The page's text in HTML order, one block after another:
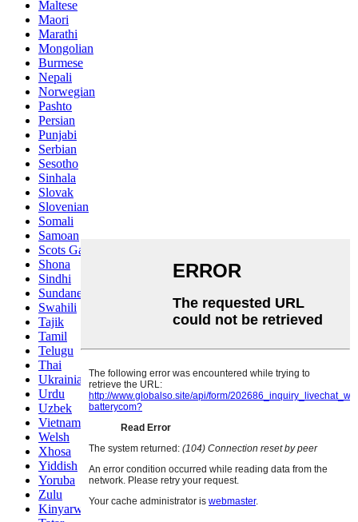
Maltese
Maori
Marathi
Mongolian
Burmese
Nepali
Norwegian
Pashto
Persian
Punjabi
Serbian
Sesotho
Sinhala
Slovak
Slovenian
Somali
Samoan
Scots Gaelic
Shona
Sindhi
Sundanese
Swahili
Tajik
Tamil
Telugu
Thai
Ukrainian
Urdu
Uzbek
Vietnamese
Welsh
Xhosa
Yiddish
Yoruba
Zulu
Kinyarwanda